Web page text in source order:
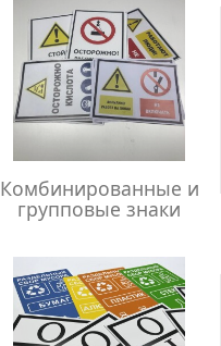
Комбинированные и
групповые знаки